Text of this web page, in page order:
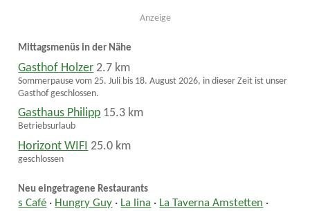
Anzeige
Mittagsmenüs in der Nähe
Gasthof Holzer 2.7 km
Sommerpause vom 25. Juli bis 18. August 2026, in dieser Zeit ist unser
Gasthof geschlossen.
Gasthaus Philipp 15.3 km
Betriebsurlaub
Horizont WIFI 25.0 km
geschlossen
Neu eingetragene Restaurants
s Café · Hungry Guy · La lina · La Taverna Amstetten ·